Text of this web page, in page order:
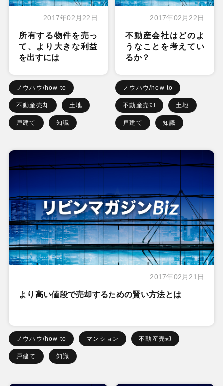
2017年02月22日
所有する物件を売っ
て、より大きな利益
を出すには
ノウハウ/how to
不動産売却 土地
戸建て 知識
2017年02月22日
不動産会社はどのよ
うなことを考えてい
るか？
ノウハウ/how to
不動産売却 土地
戸建て 知識
2017年02月21日
より高い値段で売却するための賢い方法とは
ノウハウ/how to マンション 不動産売却
戸建て 知識